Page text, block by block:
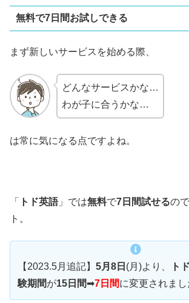
無料で7日間お試しできる
まず新しいサービスを始める際、
どんなサービスかな…
わが子に合うかな…
は常に気になる点ですよね。
「 トド英語」では無料で7日間試せるの
ト。
【2023.5月追記】 5月8日 (月)より、 ト
験期間が15日間➡7日間に変更されまし